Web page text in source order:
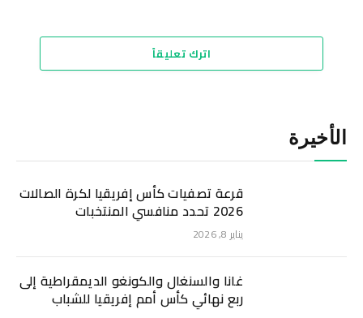
اترك تعليقاً
الأخيرة
قرعة تصفيات كأس إفريقيا لكرة الصالات
2026 تحدد منافسي المنتخبات
يناير 8, 2026
غانا والسنغال والكونغو الديمقراطية إلى
ربع نهائي كأس أمم إفريقيا للشباب